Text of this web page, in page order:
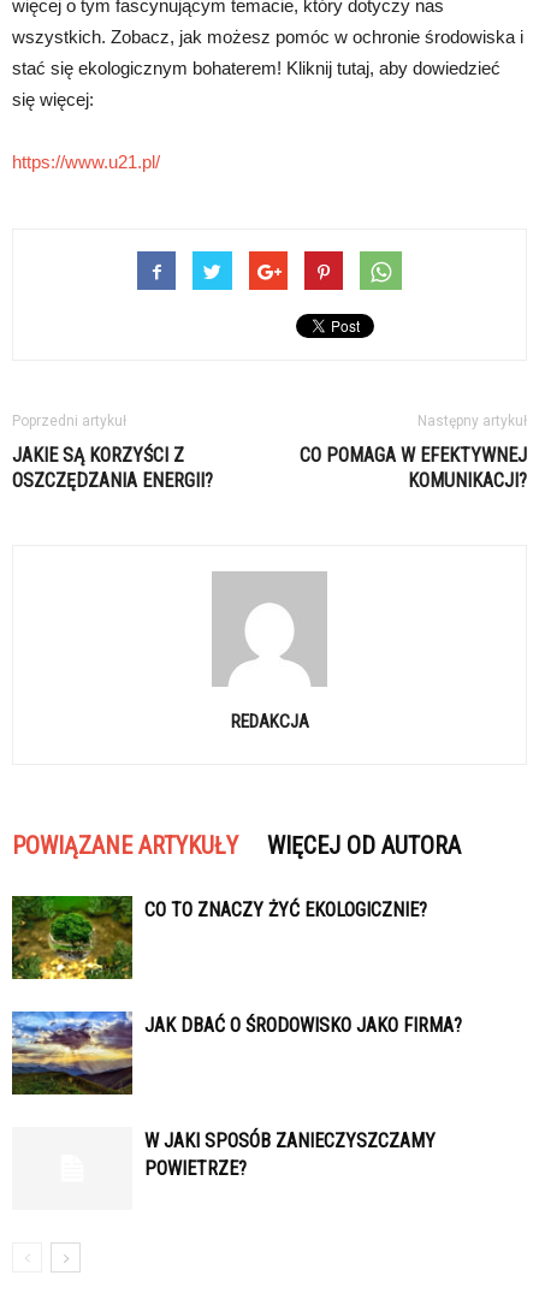
więcej o tym fascynującym temacie, który dotyczy nas
wszystkich. Zobacz, jak możesz pomóc w ochronie środowiska i
stać się ekologicznym bohaterem! Kliknij tutaj, aby dowiedzieć
się więcej:
https://www.u21.pl/
Poprzedni artykuł
JAKIE SĄ KORZYŚCI Z
OSZCZĘDZANIA ENERGII?
Następny artykuł
CO POMAGA W EFEKTYWNEJ
KOMUNIKACJI?
REDAKCJA
POWIĄZANE ARTYKUŁY WIĘCEJ OD AUTORA
CO TO ZNACZY ŻYĆ EKOLOGICZNIE?
JAK DBAĆ O ŚRODOWISKO JAKO FIRMA?
W JAKI SPOSÓB ZANIECZYSZCZAMY
POWIETRZE?